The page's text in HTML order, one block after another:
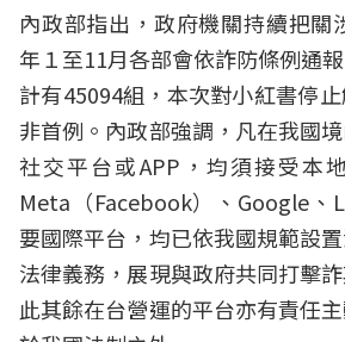
內政部指出，政府機關持續把關
年１至11月各部會依詐防條例通
計有45094組，本次對小紅書停
非首例。內政部強調，凡在我國
社交平台或APP，均須接受本
Meta（Facebook）、Google、
要國際平台，均已依我國規範設
法律義務，展現與政府共同打擊
此其餘在台營運的平台亦有責任